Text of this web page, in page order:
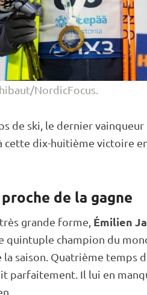
NordicFocus.
de ski, le dernier
cette dix-huitième victoire
de la gagne
grande forme, Émilien
quintuple champion du
saison. Quatrième temps
parfaitement. Il lui en